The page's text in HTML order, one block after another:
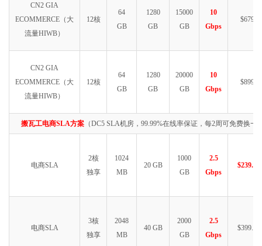
CN2 GIA
ECOMMERCE（大
流量HIWB）
12核
64
GB
1280
GB
15000
GB
10
Gbps
$6790
CN2 GIA
ECOMMERCE（大
流量HIWB）
12核
64
GB
1280
GB
20000
GB
10
Gbps
$8999
搬瓦工电商SLA方案（DC5 SLA机房，99.99%在线率保证，每2周可免费换一
电商SLA
2核
独享
1024
MB
20 GB
1000
GB
2.5
Gbps
$239.99
电商SLA
3核
独享
2048
MB
40 GB
2000
GB
2.5
Gbps
$399.99